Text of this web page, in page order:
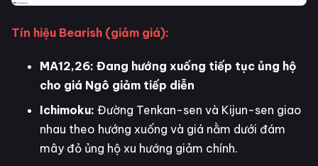
Tín hiệu Bearish (giảm giá):
MA12,26: Đang hướng xuống tiếp tục ủng hộ
cho giá Ngô giảm tiếp diễn
Ichimoku: Đường Tenkan-sen và Kijun-sen giao
nhau theo hướng xuống và giá nằm dưới đám
mây đỏ ủng hộ xu hướng giảm chính.